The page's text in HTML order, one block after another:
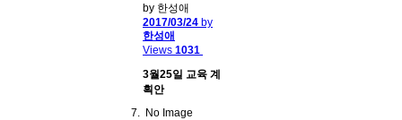
by 한성애
2017/03/24 by
한성애
Views 1031
3월25일 교육 계
획안
No Image